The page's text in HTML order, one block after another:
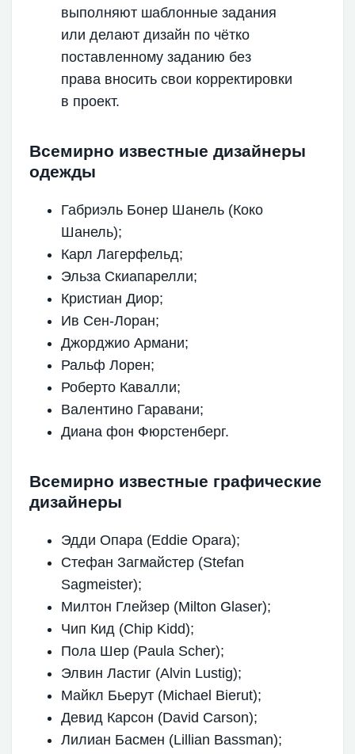
выполняют шаблонные задания
или делают дизайн по чётко
поставленному заданию без
права вносить свои корректировки
в проект.
Всемирно известные дизайнеры
одежды
Габриэль Бонер Шанель (Коко
Шанель);
Карл Лагерфельд;
Эльза Скиапарелли;
Кристиан Диор;
Ив Сен-Лоран;
Джорджио Армани;
Ральф Лорен;
Роберто Кавалли;
Валентино Гаравани;
Диана фон Фюрстенберг.
Всемирно известные графические
дизайнеры
Эдди Опара (Eddie Opara);
Стефан Загмайстер (Stefan
Sagmeister);
Милтон Глейзер (Milton Glaser);
Чип Кид (Chip Kidd);
Пола Шер (Paula Scher);
Элвин Ластиг (Alvin Lustig);
Майкл Бьерут (Michael Bierut);
Девид Карсон (David Carson);
Лилиан Басмен (Lillian Bassman);